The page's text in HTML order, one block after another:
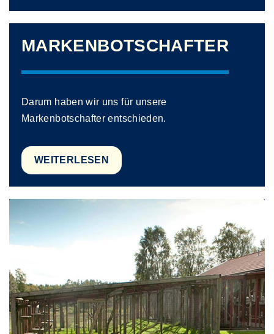
MARKENBOTSCHAFTER
Darum haben wir uns für unsere
Markenbotschafter entschieden.
WEITERLESEN